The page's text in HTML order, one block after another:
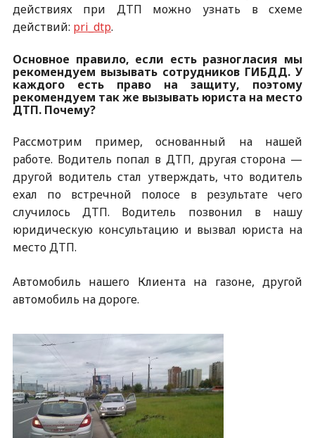
действиях при ДТП можно узнать в схеме
действий: pri_dtp.
Основное правило, если есть разногласия мы
рекомендуем вызывать сотрудников ГИБДД. У
каждого есть право на защиту, поэтому
рекомендуем так же вызывать юриста на место
ДТП. Почему?
Рассмотрим пример, основанный на нашей
работе. Водитель попал в ДТП, другая сторона —
другой водитель стал утверждать, что водитель
ехал по встречной полосе в результате чего
случилось ДТП. Водитель позвонил в нашу
юридическую консультацию и вызвал юриста на
место ДТП.
Автомобиль нашего Клиента на газоне, другой
автомобиль на дороге.